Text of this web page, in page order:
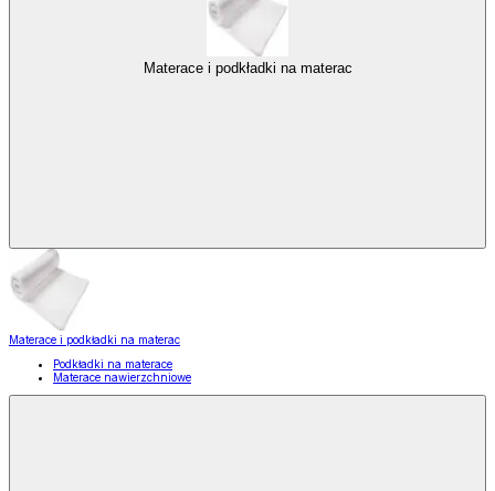
Materace i podkładki na materac
Materace i podkładki na materac
Podkładki na materace
Materace nawierzchniowe